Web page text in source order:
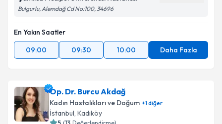
Bulgurlu, Alemdağ Cd No:100, 34696
En Yakın Saatler
09:00
09:30 10:00 Daha Fazla
Op. Dr. Burcu Akdağ
Kadın Hastalıkları ve Doğum +1diğer
İstanbul, Kadıköy